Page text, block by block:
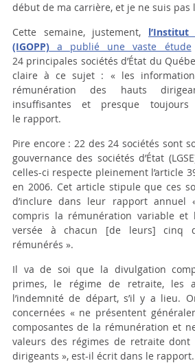
début de ma carrière, et je ne suis pas
Cette semaine, justement,
(IGOPP)a publié une vaste étude
24 principales sociétés d’État du
claire à ce sujet : « les
rémunération des hauts
insuffisantes et presque
le rapport.
Pire encore : 22 des 24 sociétés sont
gouvernance des sociétés d’État
celles-ci respecte pleinement l’article
en 2006. Cet article stipule que ces
d’inclure dans leur rapport annuel
compris la rémunération variable et
versée à chacun [de leurs] cinq
rémunérés ».
Il va de soi que la divulgation
primes, le régime de retraite, les
l’indemnité de départ, s’il y a lieu.
concernées « ne présentent
composantes de la rémunération et
valeurs des régimes de retraite dont
dirigeants », est-il écrit dans le rapport.